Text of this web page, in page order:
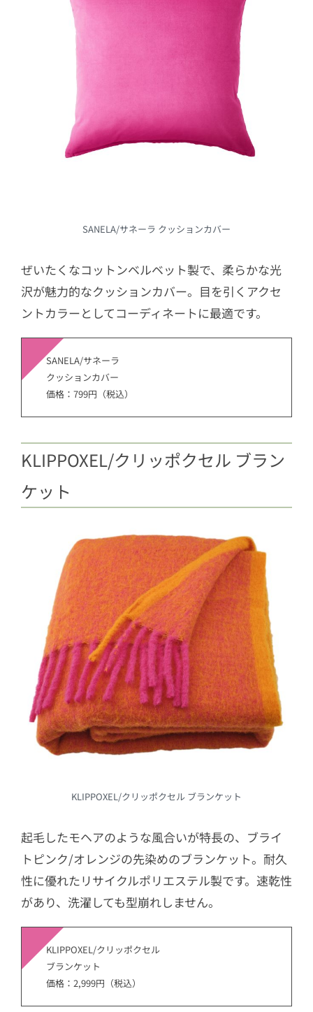
SANELA/サネーラ クッションカバー
ぜいたくなコットンベルベット製で、柔らかな光
沢が魅力的なクッションカバー。目を引くアクセ
ントカラーとしてコーディネートに最適です。
SANELA/サネーラ
クッションカバー
価格：799円（税込）
KLIPPOXEL/クリッポクセル ブラン
ケット
KLIPPOXEL/クリッポクセル ブランケット
起毛したモヘアのような風合いが特長の、ブライ
トピンク/オレンジの先染めのブランケット。耐久
性に優れたリサイクルポリエステル製です。速乾性
があり、洗濯しても型崩れしません。
KLIPPOXEL/クリッポクセル
ブランケット
価格：2,999円（税込）